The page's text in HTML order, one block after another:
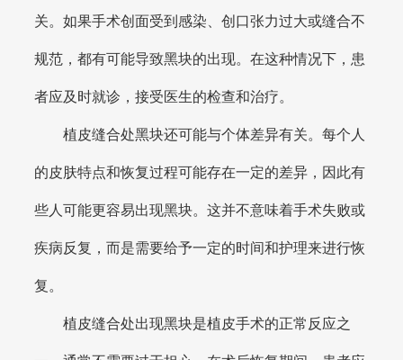
关。如果手术创面受到感染、创口张力过大或缝合不
规范，都有可能导致黑块的出现。在这种情况下，患
者应及时就诊，接受医生的检查和治疗。
植皮缝合处黑块还可能与个体差异有关。每个人
的皮肤特点和恢复过程可能存在一定的差异，因此有
些人可能更容易出现黑块。这并不意味着手术失败或
疾病反复，而是需要给予一定的时间和护理来进行恢
复。
植皮缝合处出现黑块是植皮手术的正常反应之